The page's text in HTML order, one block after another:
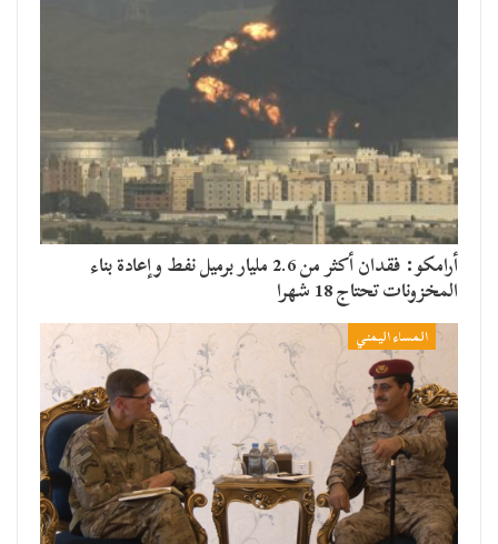
أرامكو: فقدان أكثر من 2.6 مليار برميل نفط وإعادة بناء
المخزونات تحتاج 18 شهرا
المساء اليمني